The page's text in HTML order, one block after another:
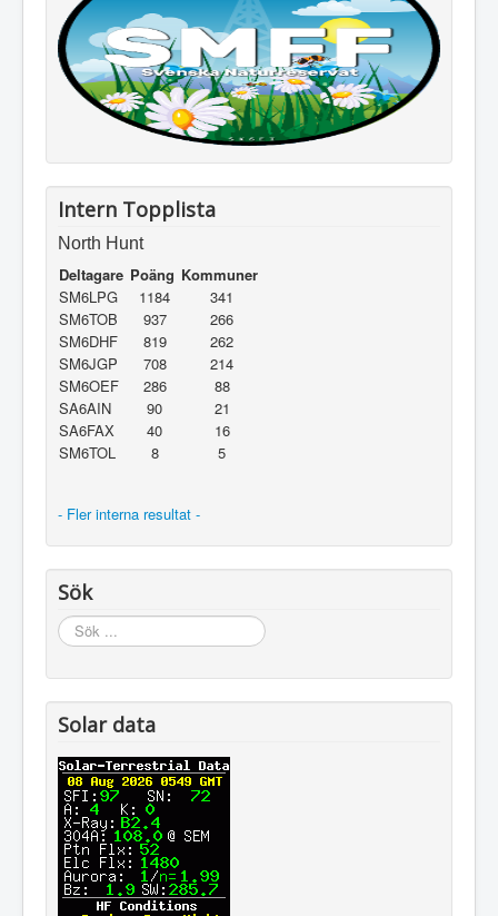
Intern Topplista
North Hunt
Deltagare Poäng Kommuner
SM6LPG
1184
341
SM6TOB
937
266
SM6DHF
819
262
SM6JGP
708
214
SM6OEF
286
88
SA6AIN
90
21
SA6FAX
40
16
SM6TOL
8 5
- Fler interna resultat -
Sök
Sök
...
Solar data